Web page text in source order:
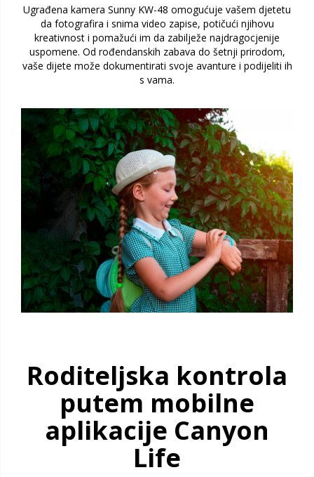
Ugrađena kamera Sunny KW-48 omogućuje vašem djetetu
da fotografira i snima video zapise, potičući njihovu
kreativnost i pomažući im da zabilježe najdragocjenije
uspomene. Od rođendanskih zabava do šetnji prirodom,
vaše dijete može dokumentirati svoje avanture i podijeliti ih
s vama.
Roditeljska kontrola
putem mobilne
aplikacije Canyon
Life